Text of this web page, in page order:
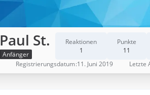
Paul St.
Anfänger
Reaktionen
1
Punkte
11
Registrierungsdatum 11. Juni 2019 Letzte